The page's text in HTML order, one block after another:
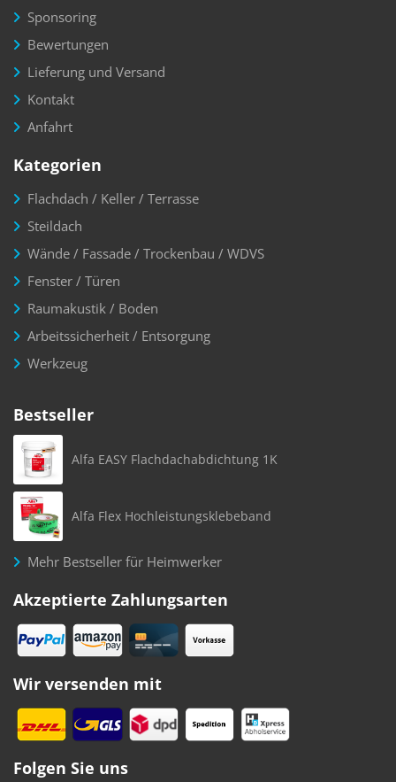
Sponsoring
Bewertungen
Lieferung und Versand
Kontakt
Anfahrt
Kategorien
Flachdach / Keller / Terrasse
Steildach
Wände / Fassade / Trockenbau / WDVS
Fenster / Türen
Raumakustik / Boden
Arbeitssicherheit / Entsorgung
Werkzeug
Bestseller
Alfa EASY Flachdachabdichtung 1K
Alfa Flex Hochleistungsklebeband
Mehr Bestseller für Heimwerker
Akzeptierte Zahlungsarten
Wir versenden mit
Folgen Sie uns